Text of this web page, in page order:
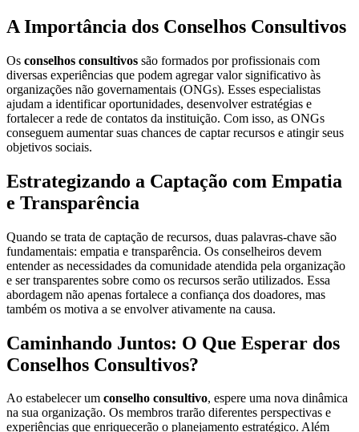
A Importância dos Conselhos Consultivos
Os conselhos consultivos são formados por profissionais com
diversas experiências que podem agregar valor significativo às
organizações não governamentais (ONGs). Esses especialistas
ajudam a identificar oportunidades, desenvolver estratégias e
fortalecer a rede de contatos da instituição. Com isso, as ONGs
conseguem aumentar suas chances de captar recursos e atingir seus
objetivos sociais.
Estrategizando a Captação com Empatia
e Transparência
Quando se trata de captação de recursos, duas palavras-chave são
fundamentais: empatia e transparência. Os conselheiros devem
entender as necessidades da comunidade atendida pela organização
e ser transparentes sobre como os recursos serão utilizados. Essa
abordagem não apenas fortalece a confiança dos doadores, mas
também os motiva a se envolver ativamente na causa.
Caminhando Juntos: O Que Esperar dos
Conselhos Consultivos?
Ao estabelecer um conselho consultivo, espere uma nova dinâmica
na sua organização. Os membros trarão diferentes perspectivas e
experiências que enriquecerão o planejamento estratégico. Além